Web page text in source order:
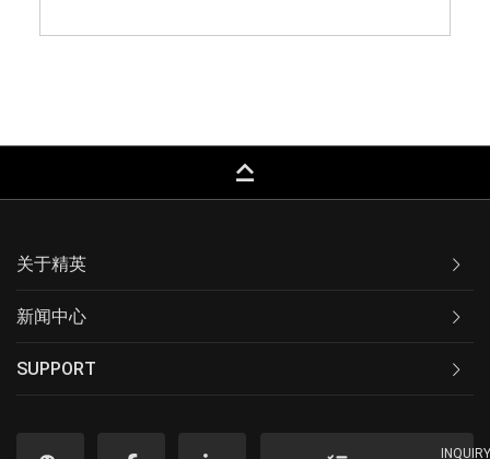
keyboard_capslock
关于精英
新闻中心
SUPPORT